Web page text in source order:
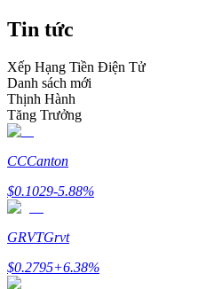
Trở thành Nhà giao dịch Sao
Tận hưởng chia sẻ lợi nhuận và
Thông tin
Phân tích dữ liệu lớn bao gồm
Tin tức
Xếp Hạng Tiền Điện Tử
Danh sách mới
Thịnh Hành
Tăng Trưởng
CCCanton
$0.1029-5.88%
GRVTGrvt
$0.2795+6.38%